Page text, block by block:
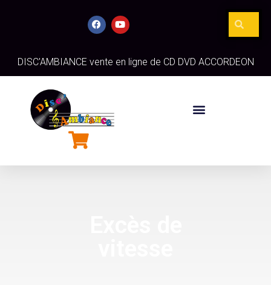
DISC'AMBIANCE vente en ligne de CD DVD ACCORDEON